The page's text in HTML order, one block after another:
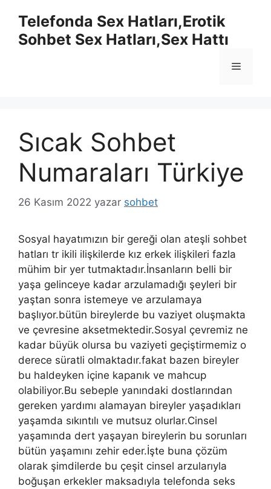
Telefonda Sex Hatları,Erotik
Sohbet Sex Hatları,Sex Hattı
Menü
Sıcak Sohbet
Numaraları Türkiye
26 Kasım 2022 yazar sohbet
Sosyal hayatımızın bir gereği olan ateşli sohbet
hatları tr ikili ilişkilerde kız erkek ilişkileri fazla
mühim bir yer tutmaktadır.İnsanların belli bir
yaşa gelinceye kadar arzulamadığı şeyleri bir
yaştan sonra istemeye ve arzulamaya
başlıyor.bütün bireylerde bu vaziyet oluşmakta
ve çevresine aksetmektedir.Sosyal çevremiz ne
kadar büyük olursa bu vaziyeti geçiştirmemiz o
derece süratli olmaktadır.fakat bazen bireyler
bu haldeyken içine kapanık ve mahcup
olabiliyor.Bu sebeple yanındaki dostlarından
gereken yardımı alamayan bireyler yaşadıkları
yaşamda sıkıntılı ve mutsuz olurlar.Cinsel
yaşamında dert yaşayan bireylerin bu sorunları
bütün yaşamını zehir eder.İşte buna çözüm
olarak şimdilerde bu çeşit cinsel arzularıyla
boğuşan erkekler maksadıyla telefonda seks